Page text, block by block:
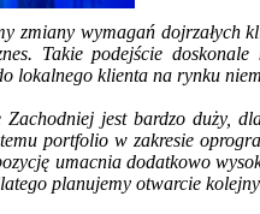
zmiany wymagań dojrzałych
Takie podejście
lokalnego klienta na rynku
jest bardzo duży,
portfolio w zakresie
umacnia dodatkowo
planujemy otwarcie